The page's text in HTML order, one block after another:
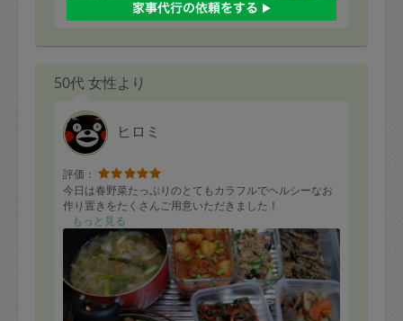
※依頼者の依頼当時の主観的な感想です。
50代 女性より
ヒロミ
評価：
今日は春野菜たっぷりのとてもカラフルでヘルシーなお
作り置きをたくさんご用意いただきました！
もっと見る